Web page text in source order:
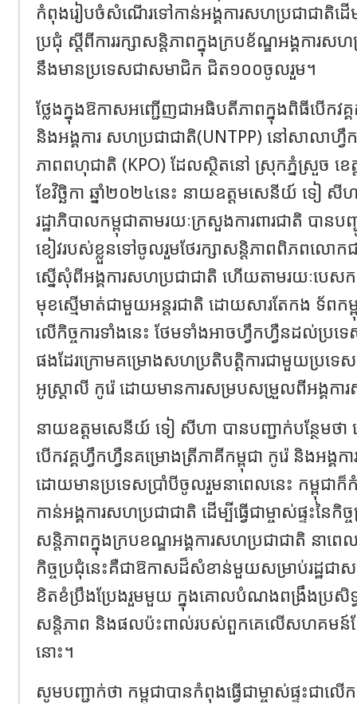
កំពុងរៀបចំសំណើរទៅកាន់អង្គការសហប្រជាជាតិ​ដើម្បី​
ប្រជុំ ស្តីពីការរក្សាសន្តិភាពក្នុងក្របខ័ណ្ឌអង្គការស
នឹង​មាន​ប្រទេសជាសមាជិក ជិត១០០ចូលរួម។
ថ្លែងក្នុងឱកាសអញ្ជើញជាអធិបតីភាពក្នុងពិធីបើកវគ្គ
និងអង្គការ សហ​ប្រជាជាតិ​(UNTPP) នៅសាលាហ្វឹក
ភាពពហុជាតិ (KPO) ដែលស្ថិត​នៅ ​ស្រុកភ្នំស្រួច ខេ
ខែវិច្ឆិកា ឆ្នាំ២០២៤នេះ នាយឧត្តមសេនីយ៍ ទៀ សី
រដ្ឋាភិបាលកម្ពុជាតាមរយៈក្រសួងការពារជាតិ បាន
ខៀវ​របស់ខ្លួនទៅចូលរួមថែរក្សាសន្តិភាពពិភពលោកជ
ស្នើ​សុំ​ពី​អង្គការ​សហប្រជាជាតិ ហើយតាមរយៈ​បេសកក
មុខ​ស្មើ​មាត់​ជា​មួយ​អន្តរ​ជាតិ​ ដោយសារតែកង ទ័ព
លើកិច្ចការទាំងនេះ ថែមទាំង​អាច​ហ្វឹក​ហ្វឺន​ដល់ប្
ផងដែរ​ក្រោម​គម្រោង​សហប្រតិបត្តិការ​ជាមួយ​ប្រទេ
អូស្ត្រាលី កូរ៉េ ដោយមាន​ការ​សម្រប​សម្រួល​ពី​អង្គកា
នាយឧត្តមសេនីយ៍ ទៀ សីហា បានបញ្ជាក់បន្ថែមថា ក្រ
បើក​វគ្គ​ហ្វឹក​ហ្វឺន​គម្រោង​ត្រី​ភាគី​កម្ពុជា កូរ៉េ និងអង្គ
ដោយមានប្រទេស​ប្រាំបី​ចូល​រួម​នាពេលនេះ កម្ពុជា
កាន់អង្គការសហប្រជាជាតិ ដើម្បី​ធ្វើ​ជា​ម្ចាស់​ផ្ទះ​នៃ​កិច្ច​
សន្តិភាពក្នុងក្របខណ្ឌអង្គការសហប្រជាជាតិ នាព
កិច្ចប្រជុំនេះគឺជាឱកាសដ៏សំខាន់មួយសម្រាប់រដ្ឋជាសម
ខិត​ខំ​ប្រឹង​ប្រែង​រួមមួយ ក្នុងគោលបំណងពង្រឹងប្រសិទ្ធភ
សន្តិភាព និង​ផល​​ប៉ះពាល់របស់ពួកគេលើសហគមន៍ដ
នោះ។
សូមបញ្ជាក់ថា កម្ពុជាបានកំពុងធ្វើជាម្ចាស់ផ្ទះជាលើ